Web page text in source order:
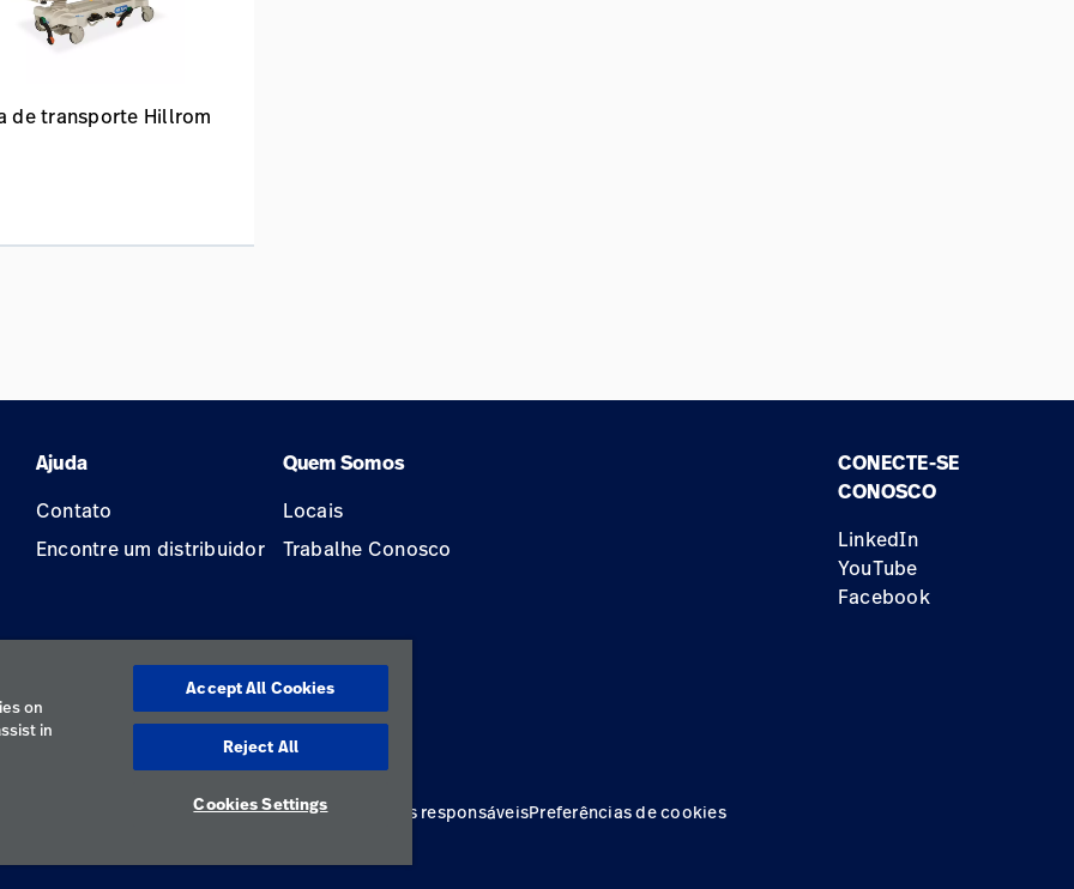
de transporte Hillrom
Ajuda Quem Somos
Contato
Encontre um distribuidor
Locais
Trabalhe Conosco
CONECTE-SE
CONOSCO
LinkedIn
YouTube
Facebook
Preferências de cookiesDivulgações responsáveisPreferências de cookies
on
in
Accept All Cookies
Reject All
Cookies Settings